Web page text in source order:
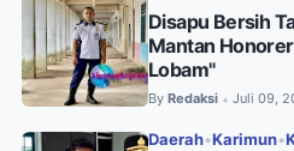
Disapu Bersih
Mantan
Lobam"
By Redaksi • Juli 09,
Daerah•Karimun•